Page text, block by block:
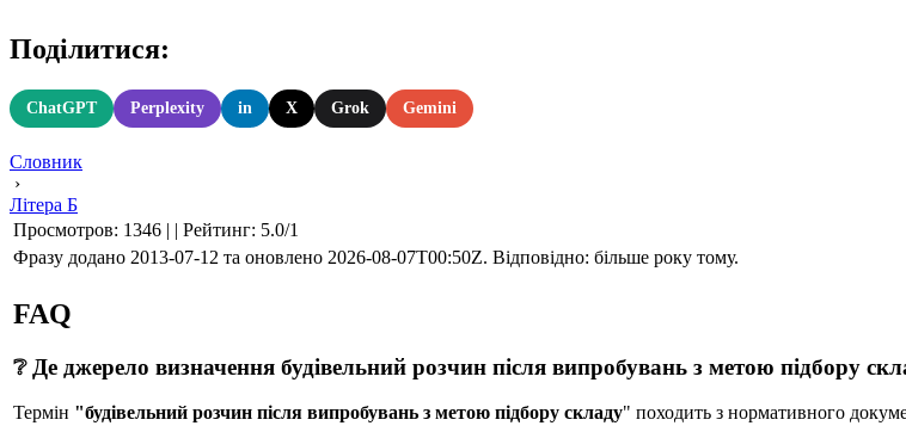
Поділитися:
ChatGPT Perplexity in X Grok Gemini
Словник
›
Літера Б
Просмотров: 1346 | | Рейтинг: 5.0/1
Фразу додано 2013-07-12 та оновлено 2026-08-07T00:50Z. Відповідно: більше року тому.
FAQ
❔ Де джерело визначення будівельний розчин після випробувань з метою підбору
Термін "будівельний розчин після випробувань з метою підбору складу" походить з нормативного